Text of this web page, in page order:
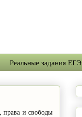
Реальные задания ЕГЭ
права и свободы